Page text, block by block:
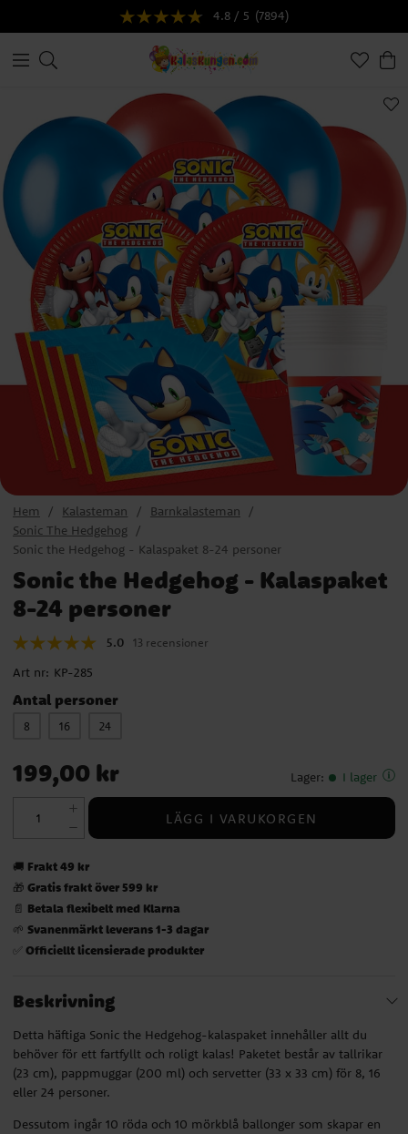
4.8 / 5 (7894)
Hem Kalasteman
Barnkalasteman
Sonic The Hedgehog
Sonic the Hedgehog - Kalaspaket 8-24 personer
Sonic the Hedgehog - Kalaspaket
8-24 personer
5.0 13 recensioner
Art nr: KP-285
Antal personer
8 16 24
Pris:199,00 kr
199,00 kr Lager: I lager
LÄGG I VARUKORGEN
🚚 Frakt 49 kr
🎁 Gratis frakt över 599 kr
📄 Betala flexibelt med Klarna
🌱 Svanenmärkt leverans 1-3 dagar
✅ Officiellt licensierade produkter
Beskrivning
Detta häftiga Sonic the Hedgehog-kalaspaket innehåller allt du
behöver för ett fartfyllt och roligt kalas! Paketet består av tallrikar
(23 cm), pappmuggar (200 ml) och servetter (33 x 33 cm) för 8, 16
eller 24 personer.
Dessutom ingår 10 röda och 10 mörkblå ballonger som skapar en